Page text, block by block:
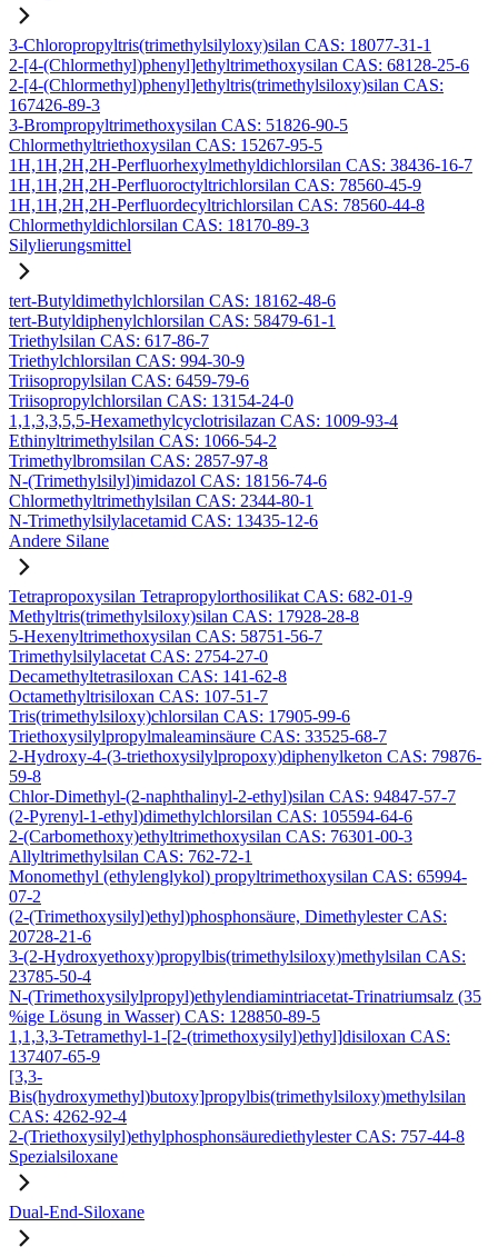
3-Chloropropyltris(trimethylsilyloxy)silan CAS: 18077-31-1
2-[4-(Chlormethyl)phenyl]ethyltrimethoxysilan CAS: 68128-25-6
2-[4-(Chlormethyl)phenyl]ethyltris(trimethylsiloxy)silan CAS:
167426-89-3
3-Brompropyltrimethoxysilan CAS: 51826-90-5
Chlormethyltriethoxysilan CAS: 15267-95-5
1H,1H,2H,2H-Perfluorhexylmethyldichlorsilan CAS: 38436-16-7
1H,1H,2H,2H-Perfluoroctyltrichlorsilan CAS: 78560-45-9
1H,1H,2H,2H-Perfluordecyltrichlorsilan CAS: 78560-44-8
Chlormethyldichlorsilan CAS: 18170-89-3
Silylierungsmittel
tert-Butyldimethylchlorsilan CAS: 18162-48-6
tert-Butyldiphenylchlorsilan CAS: 58479-61-1
Triethylsilan CAS: 617-86-7
Triethylchlorsilan CAS: 994-30-9
Triisopropylsilan CAS: 6459-79-6
Triisopropylchlorsilan CAS: 13154-24-0
1,1,3,3,5,5-Hexamethylcyclotrisilazan CAS: 1009-93-4
Ethinyltrimethylsilan CAS: 1066-54-2
Trimethylbromsilan CAS: 2857-97-8
N-(Trimethylsilyl)imidazol CAS: 18156-74-6
Chlormethyltrimethylsilan CAS: 2344-80-1
N-Trimethylsilylacetamid CAS: 13435-12-6
Andere Silane
Tetrapropoxysilan Tetrapropylorthosilikat CAS: 682-01-9
Methyltris(trimethylsiloxy)silan CAS: 17928-28-8
5-Hexenyltrimethoxysilan CAS: 58751-56-7
Trimethylsilylacetat CAS: 2754-27-0
Decamethyltetrasiloxan CAS: 141-62-8
Octamethyltrisiloxan CAS: 107-51-7
Tris(trimethylsiloxy)chlorsilan CAS: 17905-99-6
Triethoxysilylpropylmaleaminsäure CAS: 33525-68-7
2-Hydroxy-4-(3-triethoxysilylpropoxy)diphenylketon CAS: 79876-
59-8
Chlor-Dimethyl-(2-naphthalinyl-2-ethyl)silan CAS: 94847-57-7
(2-Pyrenyl-1-ethyl)dimethylchlorsilan CAS: 105594-64-6
2-(Carbomethoxy)ethyltrimethoxysilan CAS: 76301-00-3
Allyltrimethylsilan CAS: 762-72-1
Monomethyl (ethylenglykol) propyltrimethoxysilan CAS: 65994-
07-2
(2-(Trimethoxysilyl)ethyl)phosphonsäure, Dimethylester CAS:
20728-21-6
3-(2-Hydroxyethoxy)propylbis(trimethylsiloxy)methylsilan CAS:
23785-50-4
N-(Trimethoxysilylpropyl)ethylendiamintriacetat-Trinatriumsalz (35
%ige Lösung in Wasser) CAS: 128850-89-5
1,1,3,3-Tetramethyl-1-[2-(trimethoxysilyl)ethyl]disiloxan CAS:
137407-65-9
[3,3-
Bis(hydroxymethyl)butoxy]propylbis(trimethylsiloxy)methylsilan
CAS: 4262-92-4
2-(Triethoxysilyl)ethylphosphonsäurediethylester CAS: 757-44-8
Spezialsiloxane
Dual-End-Siloxane